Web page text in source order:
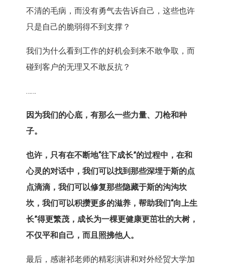
不清的毛病，而没有勇气去告诉自己，这些也许
只是自己的脆弱得不到支撑？
我们为什么看到工作的好机会到来不敢争取，而
碰到客户的无理又不敢反抗？
……
因为我们的心底，有那么一些力量、刀枪和种
子。
也许，只有在不断地“往下成长”的过程中，在和
心灵的对话中，我们可以找到那些深埋于斯的点
点滴滴，我们可以修复那些隐藏于斯的沟沟坎
坎，我们可以积攒更多的滋养，帮助我们“向上生
长”得更繁茂，成长为一棵更健康更茁壮的大树，
不仅平和自己，而且照拂他人。
最后，感谢祁老师的精彩演讲和对外经贸大学加